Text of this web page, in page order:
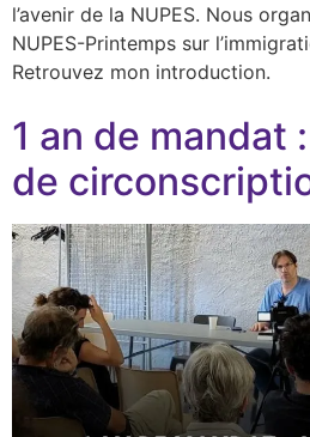
l’avenir de la NUPES. Nous
NUPES-Printemps sur
Retrouvez mon introduction.
1 an de mandat
de